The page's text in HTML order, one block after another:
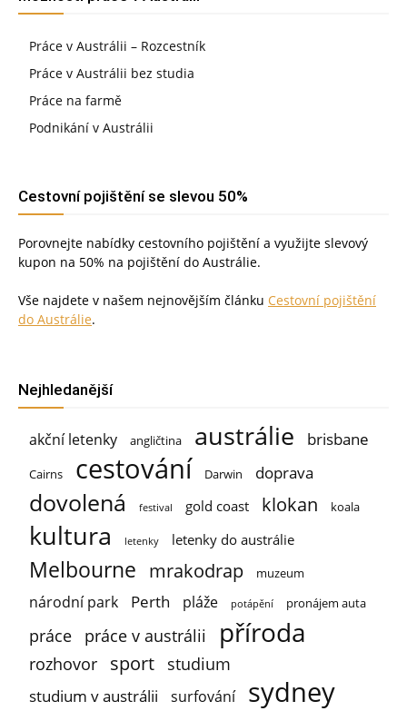
Práce v Austrálii – Rozcestník
Práce v Austrálii bez studia
Práce na farmě
Podnikání v Austrálii
Cestovní pojištění se slevou 50%
Porovnejte nabídky cestovního pojištění a využijte slevový
kupon na 50% na pojištění do Austrálie.
Vše najdete v našem nejnovějším článku Cestovní pojištění
do Austrálie.
Nejhledanější
akční letenky angličtina austrálie brisbane
Cairns cestování Darwin doprava
dovolená festival gold coast klokan koala
kultura letenky letenky do austrálie
Melbourne mrakodrap muzeum
národní park Perth pláže potápění pronájem auta
práce práce v austrálii příroda
rozhovor sport studium
studium v austrálii surfování sydney